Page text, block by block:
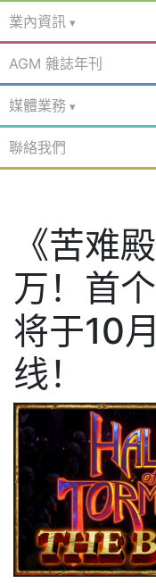
業內資訊
AGM 雜誌年刊
媒體業務
聯絡我們
《苦难
万！首
将于10
线！